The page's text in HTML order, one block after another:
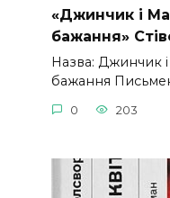
«Джинчик і
бажання»
Назва: Джинчик
бажання
0 203